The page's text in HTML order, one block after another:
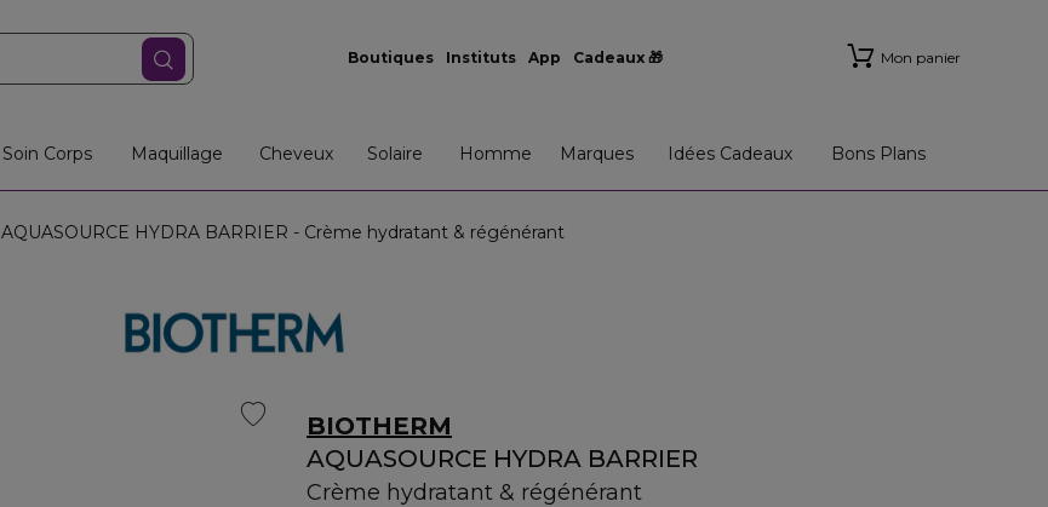
Boutiques Instituts App Cadeaux 🎁 Mon panier
Soin Corps Maquillage Cheveux Solaire Homme Marques Idées Cadeaux Bons Plans
AQUASOURCE HYDRA BARRIER - Crème hydratant & régénérant
BIOTHERM
AQUASOURCE HYDRA BARRIER
Crème hydratant & régénérant